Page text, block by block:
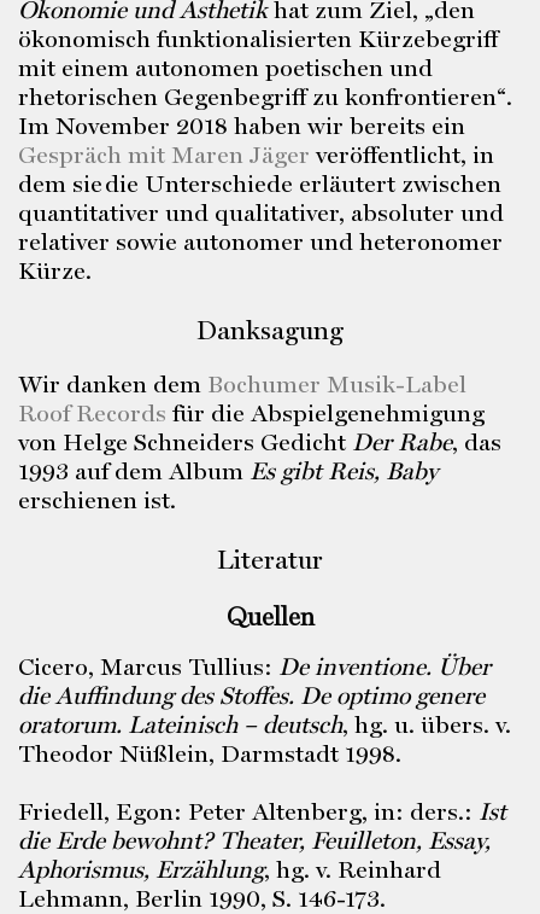
Ökonomie und Ästhetikhat zum Ziel, „den
ökonomisch funktionalisierten Kürzebegriff
mit einem autonomen poetischen und
rhetorischen Gegenbegriff zu konfrontieren“.
Im November 2018 haben wir bereits ein
Gespräch mit Maren Jäger veröffentlicht, in
dem sie die Unterschiede erläutert zwischen
quantitativer und qualitativer, absoluter und
relativer sowie autonomer und heteronomer
Kürze.
Danksagung
Wir danken dem Bochumer Musik-Label
Roof Records für die Abspielgenehmigung
von Helge Schneiders Gedicht Der Rabe, das
1993 auf dem Album Es gibt Reis, Baby
erschienen ist.
Literatur
Quellen
Cicero, Marcus Tullius: De inventione. Über
die Auffindung des Stoffes. De optimo genere
oratorum. Lateinisch – deutsch, hg. u. übers. v.
Theodor Nüßlein, Darmstadt 1998.
Friedell, Egon: Peter Altenberg, in: ders.: Ist
die Erde bewohnt? Theater, Feuilleton, Essay,
Aphorismus, Erzählung, hg. v. Reinhard
Lehmann, Berlin 1990, S. 146-173.